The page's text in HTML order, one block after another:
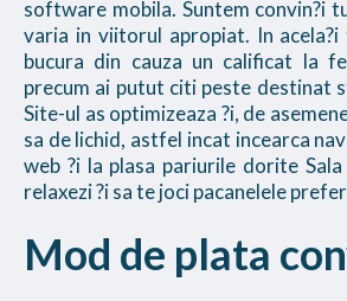
software mobila. Suntem convin?i
varia in viitorul apropiat. In acela?i
bucura din cauza un calificat la
precum ai putut citi peste destinat
Site-ul as optimizeaza ?i, de
sa de lichid, astfel incat incearca
web ?i la plasa pariurile dorite
relaxezi ?i sa te joci pacanelele
Mod de plata